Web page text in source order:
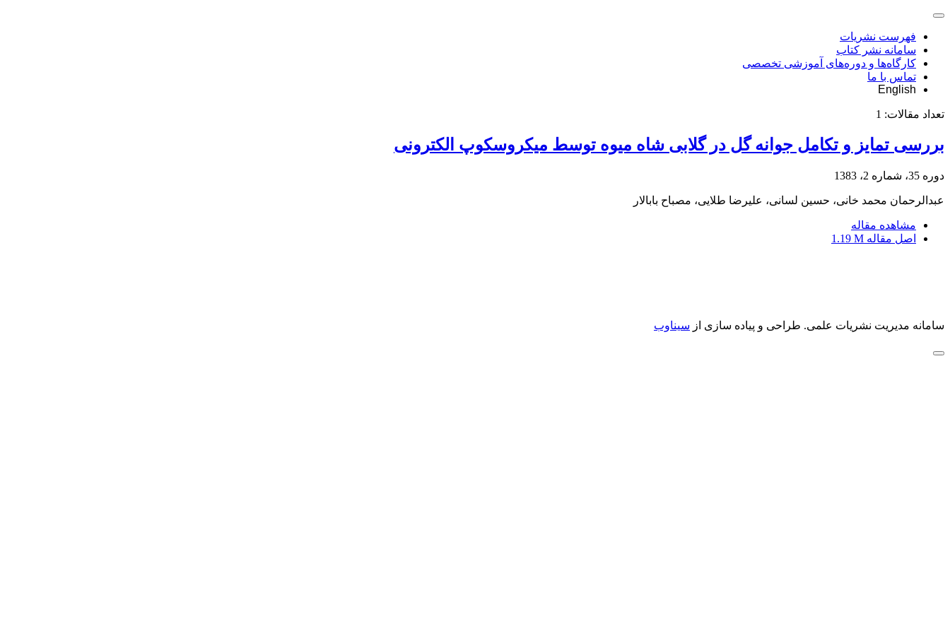
فهرست نشریات
سامانه نشر کتاب
کارگاه‌ها و دوره‌های آموزشی تخصصی
تماس با ما
English
تعداد مقالات: 1
بررسی تمایز و تکامل جوانه گل در گلابی شاه میوه توسط میکروسکوپ الکترونی
دوره 35، شماره 2، 1383
عبدالرحمان محمد خانی، حسین لسانی، علیرضا طلایی، مصباح بابالار
مشاهده مقاله
اصل مقاله 1.19 M
سامانه مدیریت نشریات علمی. طراحی و پیاده سازی از سیناوب